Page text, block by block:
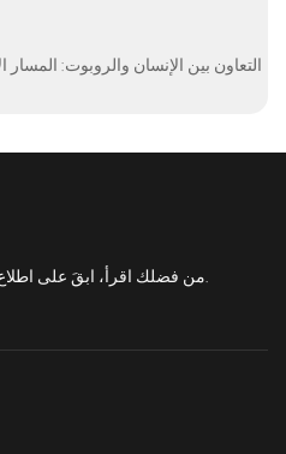
التعاون بين الإنسان والروبوت: المسار
من فضلك اقرأ، ابقَ على اطلاع، اشترك، ونرحب بك لتخبرنا برأيك.